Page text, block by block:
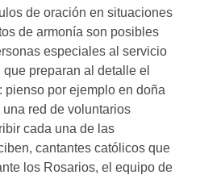
de oración en situaciones
de armonía son posibles
especiales al servicio
preparan al detalle el
pienso por ejemplo en doña
red de voluntarios
cada una de las
cantantes católicos que
los Rosarios, el equipo de